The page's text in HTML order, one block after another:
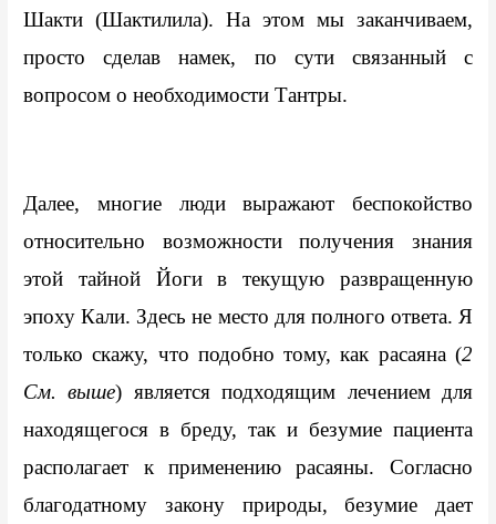
Шакти (Шактилила). На этом мы заканчиваем,
просто сделав намек, по сути связанный с
вопросом о необходимости Тантры.
Далее, многие люди выражают беспокойство
относительно возможности получения знания
этой тайной Йоги в текущую развращенную
эпоху Кали. Здесь не место для полного ответа. Я
только скажу, что подобно тому, как расаяна (2
См. выше) является подходящим лечением для
находящегося в бреду, так и безумие пациента
располагает к применению расаяны. Согласно
благодатному закону природы, безумие дает